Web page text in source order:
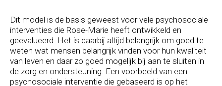
Dit model is de basis geweest voor vele psychosociale
interventies die Rose-Marie heeft ontwikkeld en
geevalueerd. Het is daarbij altijd belangrijk om goed te
weten wat mensen belangrijk vinden voor hun kwaliteit
van leven en daar zo goed mogelijk bij aan te sluiten in
de zorg en ondersteuning. Een voorbeeld van een
psychosociale interventie die gebaseerd is op het